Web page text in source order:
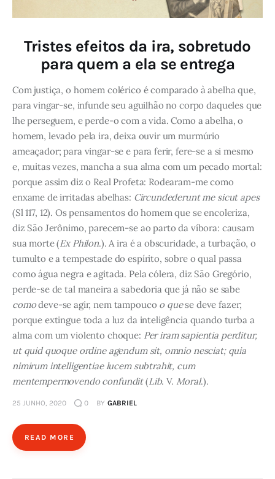
Tristes efeitos da ira, sobretudo
para quem a ela se entrega
Com justiça, o homem colérico é comparado à abelha que,
para vingar-se, infunde seu aguilhão no corpo daqueles que
lhe perseguem, e perde-o com a vida. Como a abelha, o
homem, levado pela ira, deixa ouvir um murmúrio
ameaçador; para vingar-se e para ferir, fere-se a si mesmo
e, muitas vezes, mancha a sua alma com um pecado mortal:
porque assim diz o Real Profeta: Rodearam-me como
enxame de irritadas abelhas: Circundederunt me sicut apes
(Sl 117, 12). Os pensamentos do homem que se encoleriza,
diz São Jerônimo, parecem-se ao parto da víbora: causam
sua morte (Ex Philon.). A ira é a obscuridade, a turbação, o
tumulto e a tempestade do espírito, sobre o qual passa
como água negra e agitada. Pela cólera, diz São Gregório,
perde-se de tal maneira a sabedoria que já não se sabe
comodeve-se agir, nem tampouco o quese deve fazer;
porque extingue toda a luz da inteligência quando turba a
alma com um violento choque: Per iram sapientia perditur,
ut quid quoque ordine agendum sit, omnio nesciat; quia
nimirum intelligentiae lucem subtrahit, cum
mentempermovendo confundit(Lib. V. Moral.).
25 JUNHO, 2020 0 BY GABRIEL
READ MORE